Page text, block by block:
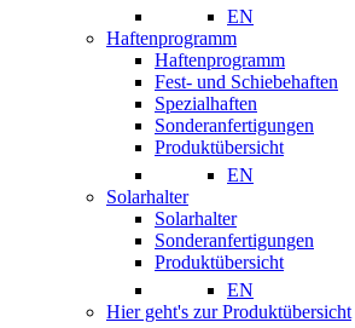
EN
Haftenprogramm
Haftenprogramm
Fest- und Schiebehaften
Spezialhaften
Sonderanfertigungen
Produktübersicht
EN
Solarhalter
Solarhalter
Sonderanfertigungen
Produktübersicht
EN
Hier geht's zur Produktübersicht